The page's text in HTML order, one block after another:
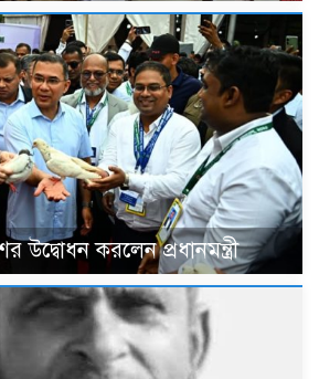
উদ্বোধন করলেন প্রধানমন্ত্রী